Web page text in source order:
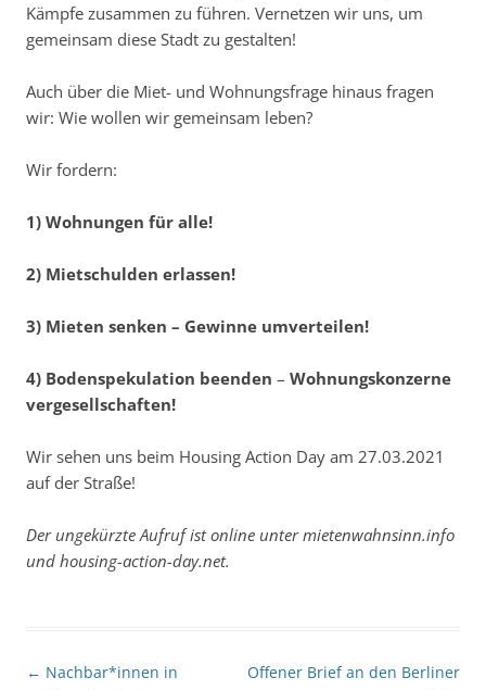
Kämpfe zusammen zu führen. Vernetzen wir uns, um
gemeinsam diese Stadt zu gestalten!
Auch über die Miet- und Wohnungsfrage hinaus fragen
wir: Wie wollen wir gemeinsam leben?
Wir fordern:
1) Wohnungen für alle!
2) Mietschulden erlassen!
3) Mieten senken – Gewinne umverteilen!
4) Bodenspekulation beenden – Wohnungskonzerne
vergesellschaften!
Wir sehen uns beim Housing Action Day am 27.03.2021
auf der Straße!
Der ungekürzte Aufruf ist online unter mietenwahnsinn.info
und housing-action-day.net.
Beitragsnavigation
← Nachbar*innen in
Offener Brief an den Berliner